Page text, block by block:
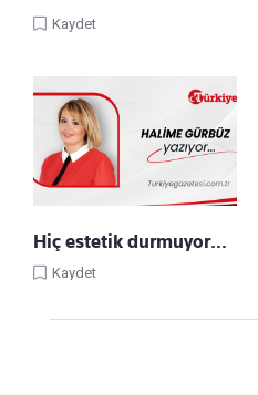
Kaydet
Hiç estetik durmuyor…
Kaydet